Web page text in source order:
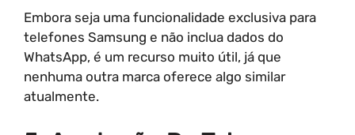
Embora seja uma funcionalidade exclusiva para
telefones Samsung e não inclua dados do
WhatsApp, é um recurso muito útil, já que
nenhuma outra marca oferece algo similar
atualmente.